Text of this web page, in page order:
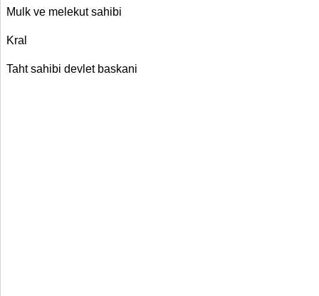
Mulk ve melekut sahibi
Kral
Taht sahibi devlet baskani